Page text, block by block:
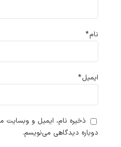
نام*
ایمیل*
ذخیره نام، ایمیل و وبسایت
دوباره دیدگاهی می‌نویسم.